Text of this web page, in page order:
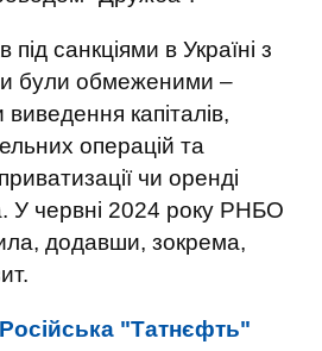
санкціями в Україні з
були обмеженими –
виведення капіталів,
операцій та
чи оренді
У червні 2024 року РНБО
додавши, зокрема,
Російська "Татнєфть"